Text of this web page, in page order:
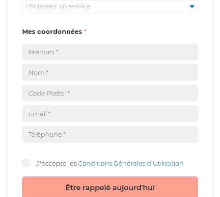
choisissez un service
Mes coordonnées
J'accepte lesConditions Générales d'Utilisation
Être rappelé aujourd'hui